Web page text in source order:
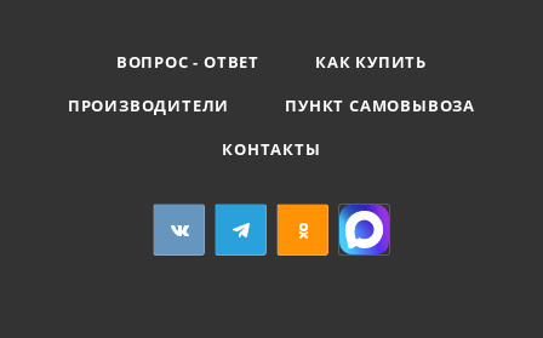
ВОПРОС - ОТВЕТ
КАК КУПИТЬ
ПРОИЗВОДИТЕЛИ
ПУНКТ САМОВЫВОЗА
КОНТАКТЫ